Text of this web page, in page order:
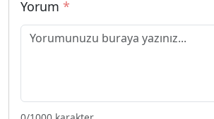
Yorum *